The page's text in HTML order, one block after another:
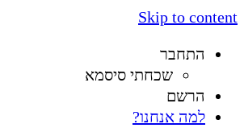
Skip to content
התחבר
שכחתי סיסמא
הרשם
למה אנחנו?